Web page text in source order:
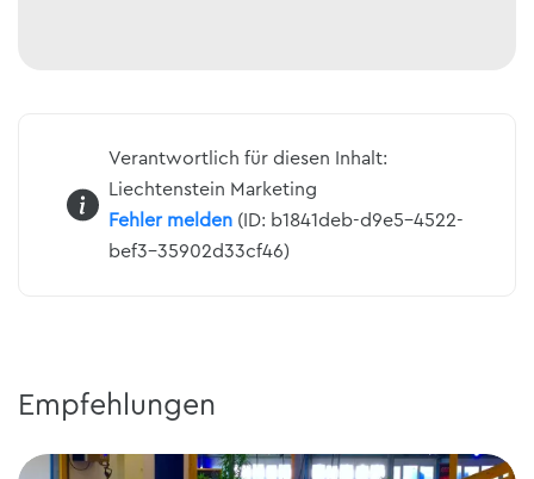
Verantwortlich für diesen Inhalt:
Liechtenstein Marketing
Fehler melden(ID: b1841deb-d9e5-4522-
bef3-35902d33cf46)
Empfehlungen